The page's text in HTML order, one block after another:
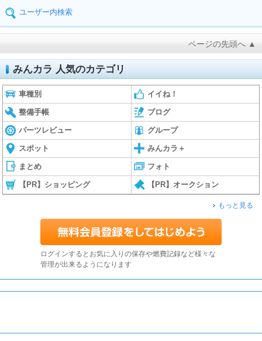
ユーザー内検索
ページの先頭へ ▲
みんカラ 人気のカテゴリ
車種別 イイね！
整備手帳 ブログ
パーツレビュー グループ
スポット みんカラ＋
まとめ フォト
【PR】ショッピング 【PR】オークション
もっと見る
ログインするとお気に入りの保存や燃費記録など様々な
管理が出来るようになります